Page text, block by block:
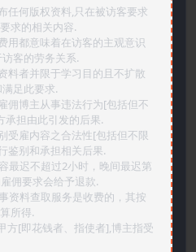
任何版权资料,只在被访客要求
求的相关内容.
用都意味着在访客的主观意识
客的劳务关系.
料者并限于学习目的且不扩散
足此要求.
佣博主从事违法行为[包括但不
承担由此引发的后果.
受雇内容之合法性[包括但不限
鉴别和承担相关后果.
最迟不超过2小时，晚间最迟第
佣要求会给予退款.
资料查取服务是收费的，其按
所得.
方[即花钱者、指使者],博主指受